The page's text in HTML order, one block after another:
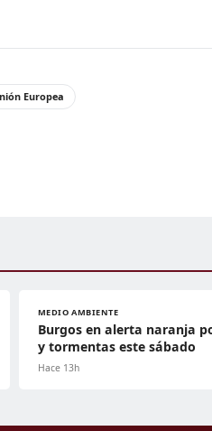
Europea
MEDIO AMBIENTE
Burgos en alerta naranja
y tormentas este sábado
Hace 13h